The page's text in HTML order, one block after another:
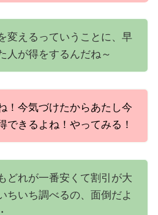
変えるっていうことに、早
人が得をするんだね～
！今気づけたからあたし今
できるよね！やってみる！
どれが一番安くて割引が大
ちいち調べるの、面倒だよ